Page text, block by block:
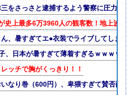
三をさっさと逮捕するよう警察に圧力か
史上最多6万3960人の観客数！地上波
ん、暑すぎてエ●衣装でライブしてしま
、日本が暑すぎて薄着すぎるｗｗｗｗ
ッチで胸がくっきり！！
いなり巻（600円）、卑猥すぎて賛否